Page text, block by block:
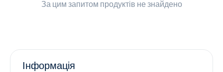
Всі продукти
За цим запитом продуктів не знайдено
Інформація